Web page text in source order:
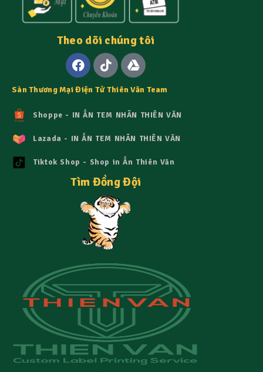
Theo dõi chúng tôi
Sàn Thương Mại Điện Tử Thiên Văn Team
Shoppe - IN ẤN TEM NHÃN THIÊN VĂN
Lazada - IN ẤN TEM NHÃN THIÊN VĂN
Tiktok Shop - Shop in Ấn Thiên Văn
Tìm Đồng Đội